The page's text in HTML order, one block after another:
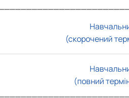
(скорочений
(повний